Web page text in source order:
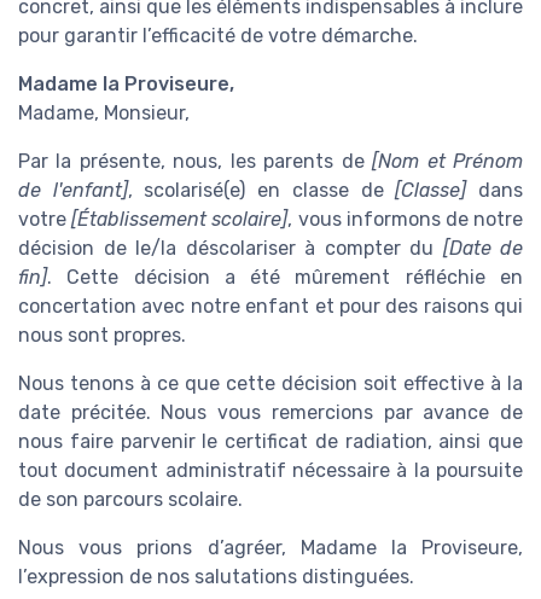
concret, ainsi que les éléments indispensables à inclure
pour garantir l’efficacité de votre démarche.
Madame la Proviseure,
Madame, Monsieur,
Par la présente, nous, les parents de[Nom et Prénom
de l'enfant], scolarisé(e) en classe de[Classe]dans
votre[Établissement scolaire], vous informons de notre
décision de le/la déscolariser à compter du [Date de
fin]. Cette décision a été mûrement réfléchie en
concertation avec notre enfant et pour des raisons qui
nous sont propres.
Nous tenons à ce que cette décision soit effective à la
date précitée. Nous vous remercions par avance de
nous faire parvenir le certificat de radiation, ainsi que
tout document administratif nécessaire à la poursuite
de son parcours scolaire.
Nous vous prions d’agréer, Madame la Proviseure,
l’expression de nos salutations distinguées.